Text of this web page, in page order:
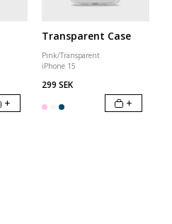
+
Transparent Case
Pink/Transparent
iPhone 15
299 SEK
+